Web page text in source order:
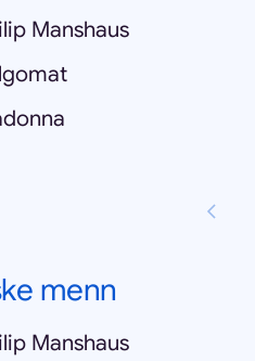
Manshaus
menn
Manshaus